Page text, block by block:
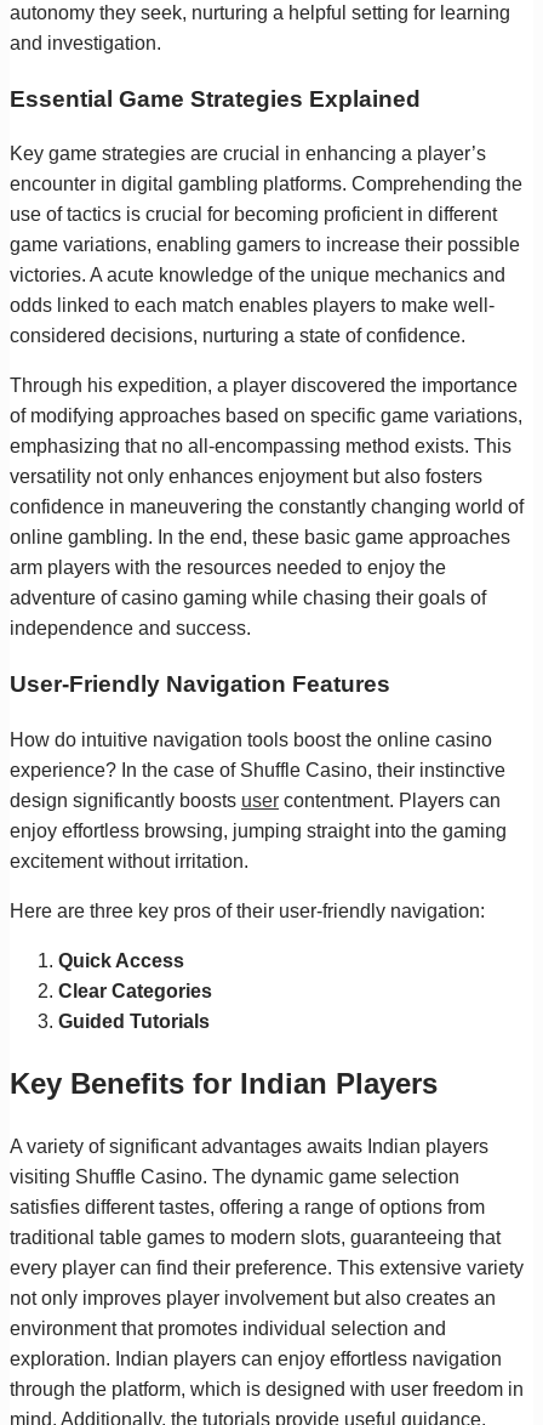
autonomy they seek, nurturing a helpful setting for learning
and investigation.
Essential Game Strategies Explained
Key game strategies are crucial in enhancing a player’s
encounter in digital gambling platforms. Comprehending the
use of tactics is crucial for becoming proficient in different
game variations, enabling gamers to increase their possible
victories. A acute knowledge of the unique mechanics and
odds linked to each match enables players to make well-
considered decisions, nurturing a state of confidence.
Through his expedition, a player discovered the importance
of modifying approaches based on specific game variations,
emphasizing that no all-encompassing method exists. This
versatility not only enhances enjoyment but also fosters
confidence in maneuvering the constantly changing world of
online gambling. In the end, these basic game approaches
arm players with the resources needed to enjoy the
adventure of casino gaming while chasing their goals of
independence and success.
User-Friendly Navigation Features
How do intuitive navigation tools boost the online casino
experience? In the case of Shuffle Casino, their instinctive
design significantly boosts user contentment. Players can
enjoy effortless browsing, jumping straight into the gaming
excitement without irritation.
Here are three key pros of their user-friendly navigation:
Quick Access
Clear Categories
Guided Tutorials
Key Benefits for Indian Players
A variety of significant advantages awaits Indian players
visiting Shuffle Casino. The dynamic game selection
satisfies different tastes, offering a range of options from
traditional table games to modern slots, guaranteeing that
every player can find their preference. This extensive variety
not only improves player involvement but also creates an
environment that promotes individual selection and
exploration. Indian players can enjoy effortless navigation
through the platform, which is designed with user freedom in
mind. Additionally, the tutorials provide useful guidance,